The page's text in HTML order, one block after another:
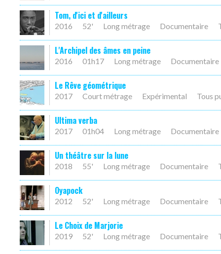
Tom, d'ici et d'ailleurs
2016 52' Long métrage Documentaire
L'Archipel des âmes en peine
2016 01h17 Long métrage Documentaire
Le Rêve géométrique
2017 Court métrage Expérimental Tous
Ultima verba
2017 01h04 Long métrage Documentaire
Un théâtre sur la lune
2018 55' Long métrage Documentaire
Oyapock
2012 52' Long métrage Documentaire
Le Choix de Marjorie
2019 52' Long métrage Documentaire